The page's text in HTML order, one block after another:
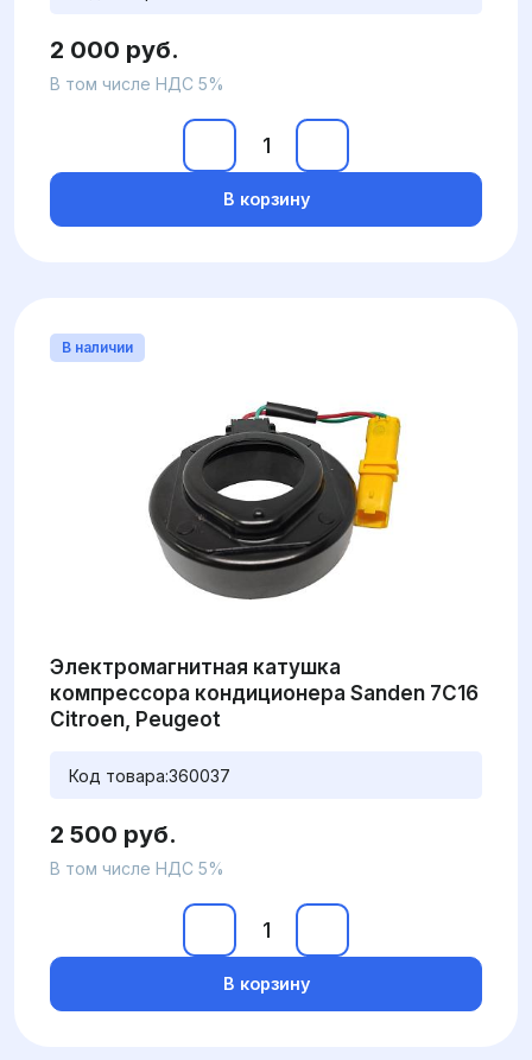
2 000 руб.
В том числе НДС 5%
В корзину
В наличии
Электромагнитная катушка
компрессора кондиционера Sanden 7C16
Citroen, Peugeot
Код товара:360037
2 500 руб.
В том числе НДС 5%
В корзину